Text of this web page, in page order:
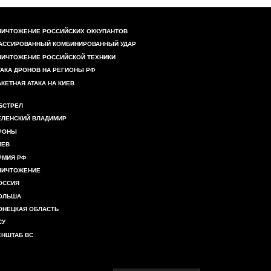
РОССИЙСКИХ ОККУПАНТОВ
КОМБИНИРОВАННЫЙ УДАР
РОССИЙСКОЙ ТЕХНИКИ
ДРОНОВ НА РЕГИОНЫ РФ
АТАКА НА КИЕВ
ВЛАДИМИР
РФ
ОБЛАСТЬ
ВС